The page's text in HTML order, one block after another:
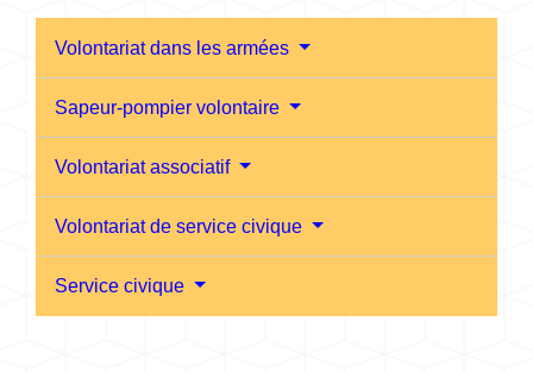
Volontariat dans les armées
Sapeur-pompier volontaire
Volontariat associatif
Volontariat de service civique
Service civique